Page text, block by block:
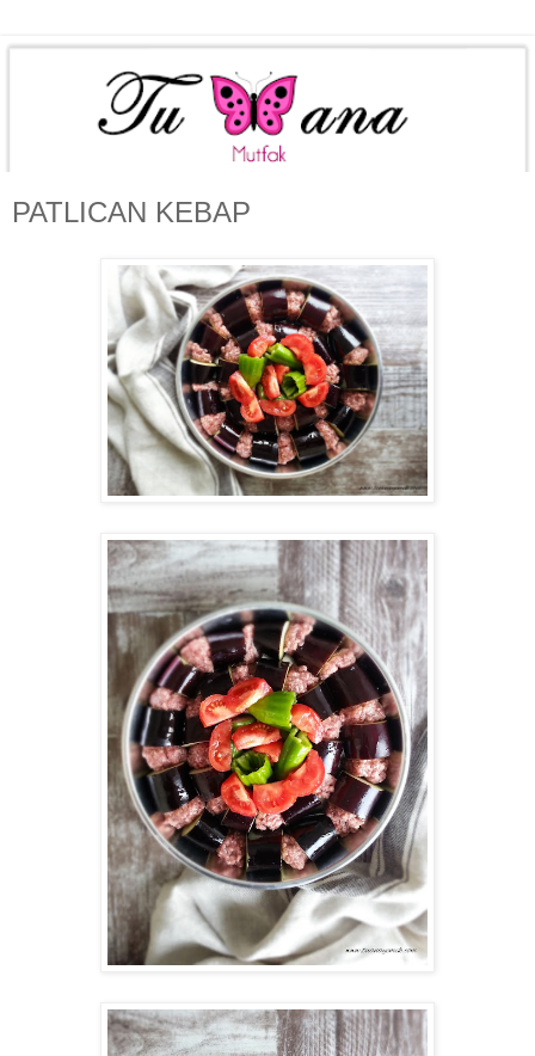
PATLICAN KEBAP